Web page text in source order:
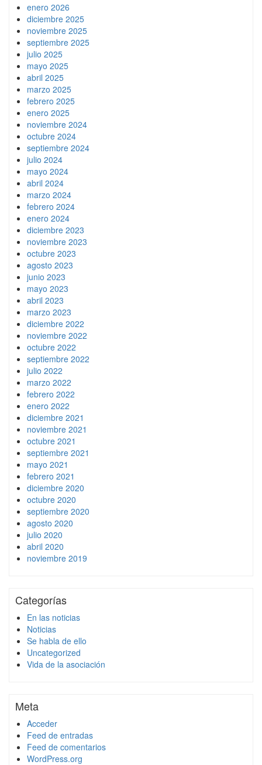
enero 2026
diciembre 2025
noviembre 2025
septiembre 2025
julio 2025
mayo 2025
abril 2025
marzo 2025
febrero 2025
enero 2025
noviembre 2024
octubre 2024
septiembre 2024
julio 2024
mayo 2024
abril 2024
marzo 2024
febrero 2024
enero 2024
diciembre 2023
noviembre 2023
octubre 2023
agosto 2023
junio 2023
mayo 2023
abril 2023
marzo 2023
diciembre 2022
noviembre 2022
octubre 2022
septiembre 2022
julio 2022
marzo 2022
febrero 2022
enero 2022
diciembre 2021
noviembre 2021
octubre 2021
septiembre 2021
mayo 2021
febrero 2021
diciembre 2020
octubre 2020
septiembre 2020
agosto 2020
julio 2020
abril 2020
noviembre 2019
Categorías
En las noticias
Noticias
Se habla de ello
Uncategorized
Vida de la asociación
Meta
Acceder
Feed de entradas
Feed de comentarios
WordPress.org